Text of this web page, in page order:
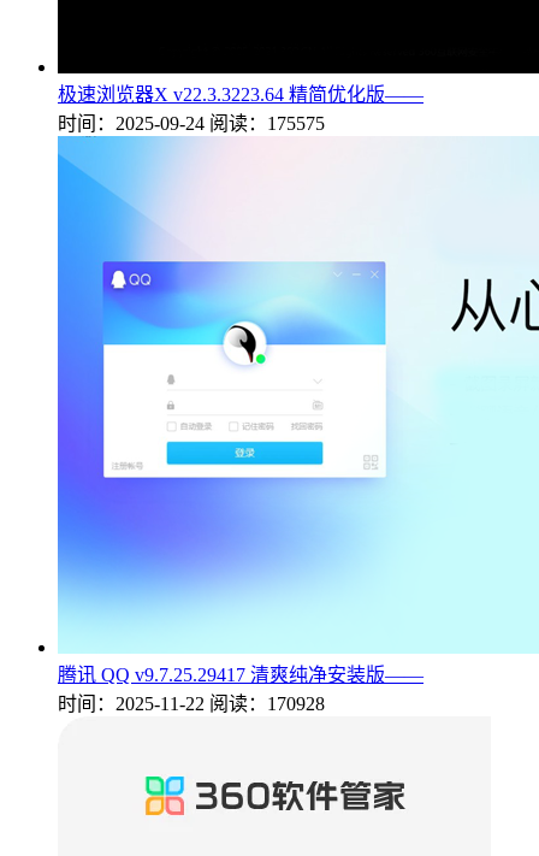
极速浏览器X v22.3.3223.64 精简优化版——
时间：2025-09-24 阅读：175575
腾讯 QQ v9.7.25.29417 清爽纯净安装版——
时间：2025-11-22 阅读：170928